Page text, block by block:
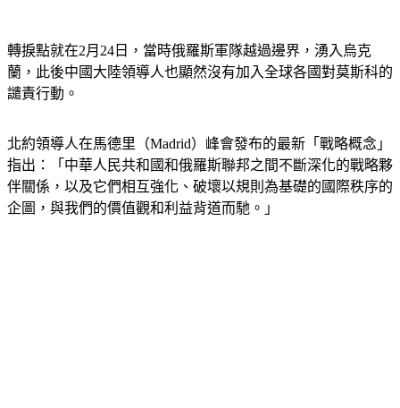
轉捩點就在2月24日，當時俄羅斯軍隊越過邊界，湧入烏克
蘭，此後中國大陸領導人也顯然沒有加入全球各國對莫斯科的
譴責行動。
北約領導人在馬德里（Madrid）峰會發布的最新「戰略概念」
指出：「中華人民共和國和俄羅斯聯邦之間不斷深化的戰略夥
伴關係，以及它們相互強化、破壞以規則為基礎的國際秩序的
企圖，與我們的價值觀和利益背道而馳。」